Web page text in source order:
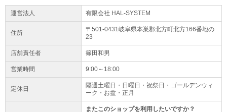
運営法人 有限会社 HAL-SYSTEM
住所 〒501-0431岐阜県本巣郡北方町北方166番地の
23
店舗責任者 篠田和男
営業時間 9:00～18:00
定休日
隔週土曜日・日曜日・祝祭日・ゴールデンウィ
ーク・お盆・正月
またこのショップを利用したいですか？